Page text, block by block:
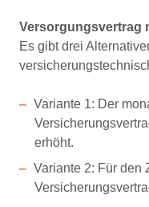
Versorgungsvertrag
Es gibt drei
Variante 1: Der
erhöht.
Variante 2: Für den